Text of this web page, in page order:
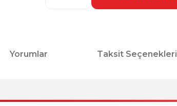
Yorumlar Taksit Seçenekleri